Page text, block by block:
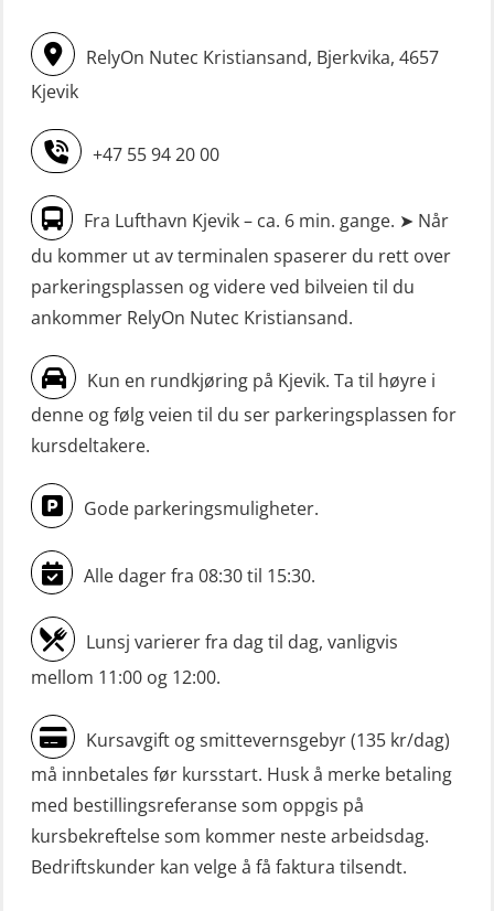
Livbåtfører fritt fall FF48 repetisjon
(OSE1471)
Livbåtfører grunnkurs m/E-læring
FF1200 (OSE1424)
Livbåtfører grunnkurs m/E-læring
FF1200 simulator (OSEBLE007)
Livbåtfører grunnkurs m/E-læring
FF48 og FF1000D (OSEBLE004)
Konvensjonell livbåt (OSEBLE005)
Livbåtfører konvensjonell livbåt –
grunnleggende (OSE135)
Livbåtfører konvensjonell repetisjon
(OSE1361)
Livbåtfører konvertering til FF48 inkl.
Livbåtfører sliskelivbåt repetisjon
(OSE1301)
Livbåtfører sliskestuplivbåt –
grunnleggende (OSE129)
Mann-Over-Bord (hurtiggående) liten
båt m/mørkekjøring – grunnleggende
(OSE114)
(MBS124)
STCW oppgradering for
maskinoffiserer uten fartstid 66 t
(MBS125)
Sikkerhetskurs for ansatte på
oppdrettsanlegg (LBS100)
Sjøfolk med særskilte sikringsplikter
(MBS1191)
Ulykkesgransking – Webinar (LSP103)
VHF / SRC 2 dager (ORC104)
Videregående sikkerhetsopplæring
RelyOn Nutec Kristiansand, Bjerkvika, 4657
Kjevik
+47 55 94 20 00
Fra Lufthavn Kjevik – ca. 6 min. gange. ➤ Når
du kommer ut av terminalen spaserer du rett over
parkeringsplassen og videre ved bilveien til du
ankommer RelyOn Nutec Kristiansand.
Kun en rundkjøring på Kjevik. Ta til høyre i
denne og følg veien til du ser parkeringsplassen for
kursdeltakere.
Gode parkeringsmuligheter.
Alle dager fra 08:30 til 15:30.
Lunsj varierer fra dag til dag, vanligvis
mellom 11:00 og 12:00.
Kursavgift og smittevernsgebyr (135 kr/dag)
må innbetales før kursstart. Husk å merke betaling
med bestillingsreferanse som oppgis på
kursbekreftelse som kommer neste arbeidsdag.
Bedriftskunder kan velge å få faktura tilsendt.